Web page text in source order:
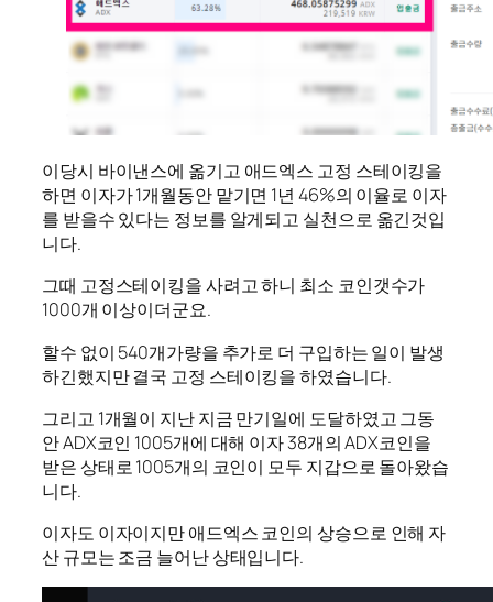
이당시 바이낸스에 옮기고 애드엑스 고정 스테이킹을
하면 이자가 1개월동안 맡기면 1년 46%의 이율로 이자
를 받을수 있다는 정보를 알게되고 실천으로 옮긴것입
니다.
그때 고정스테이킹을 사려고 하니 최소 코인갯수가
1000개 이상이더군요.
할수 없이 540개가량을 추가로 더 구입하는 일이 발생
하긴했지만 결국 고정 스테이킹을 하였습니다.
그리고 1개월이 지난 지금 만기일에 도달하였고 그동
안 ADX코인 1005개에 대해 이자 38개의 ADX코인을
받은 상태로 1005개의 코인이 모두 지갑으로 돌아왔습
니다.
이자도 이자이지만 애드엑스 코인의 상승으로 인해 자
산 규모는 조금 늘어난 상태입니다.